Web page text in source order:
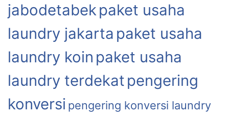
jabodetabek paket usaha
laundry jakarta paket usaha
laundry koin paket usaha
laundry terdekat pengering
konversi pengering konversi laundry